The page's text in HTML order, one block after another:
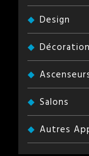
Design
Salons
Autres